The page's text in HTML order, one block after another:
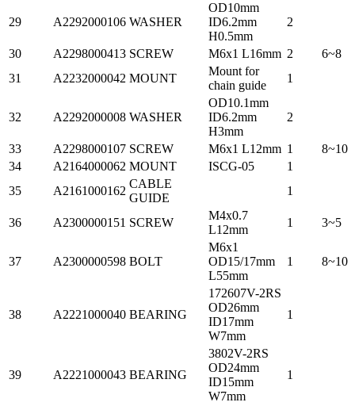
29 A2292000106 WASHER
OD10mm
ID6.2mm
H0.5mm
2
30 A2298000413 SCREW M6x1 L16mm 2
6~8
31
A2232000042 MOUNT
Mount for
chain guide
1
32 A2292000008 WASHER
OD10.1mm
ID6.2mm
H3mm
2
33 A2298000107 SCREW M6x1 L12mm 1
8~10
34
A2164000062 MOUNT ISCG-05
1
35
A2161000162
CABLE
GUIDE
1
36 A2300000151 SCREW
M4x0.7
L12mm
1 3~5
37 A2300000598 BOLT
M6x1
OD15/17mm
L55mm
1 8~10
38 A2221000040 BEARING
172607V-2RS
OD26mm
ID17mm
W7mm
1
39 A2221000043 BEARING
3802V-2RS
OD24mm
ID15mm
W7mm
1